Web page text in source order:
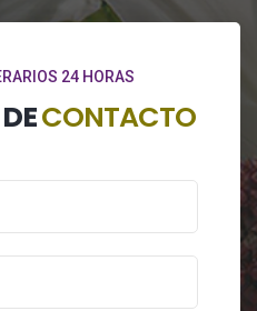
24 HORAS
CONTACTO